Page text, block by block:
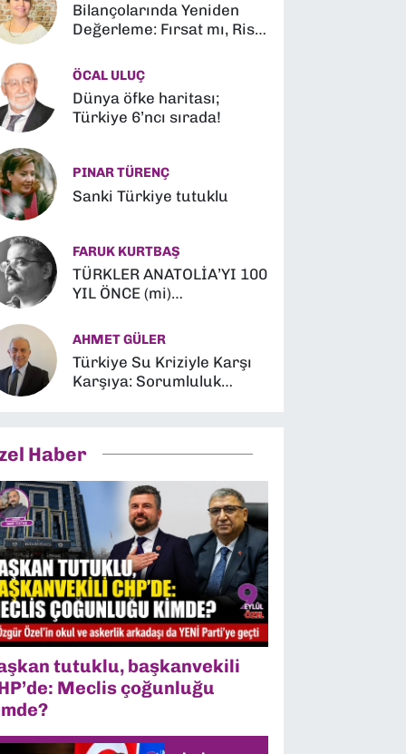
Bilançolarında Yeniden
Değerleme: Fırsat mı, Risk
ÖCAL ULUÇ
Dünya öfke haritası;
Türkiye 6’ncı sırada!
PINAR TÜRENÇ
Sanki Türkiye tutuklu
FARUK KURTBAŞ
TÜRKLER ANATOLİA’YI 100
YIL ÖNCE (mi)
AHMET GÜLER
Türkiye Su Kriziyle Karşı
Karşıya: Sorumluluk
Haber
tutuklu, başkanvekili
Meclis çoğunluğu